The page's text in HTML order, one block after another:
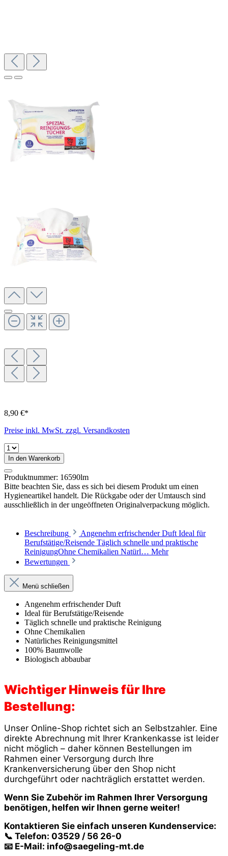
8,90 €*
Preise inkl. MwSt. zzgl. Versandkosten
In den Warenkorb
Produktnummer: 16590lm
Bitte beachten Sie, dass es sich bei diesem Produkt um einen
Hygieneartikel handelt. Die Rückgabe oder der Umtausch sind
ausschließlich in der ungeöffneten Originalverpackung möglich.
Beschreibung
Angenehm erfrischender Duft Ideal für
Berufstätige/Reisende Täglich schnelle und praktische
ReinigungOhne Chemikalien Natürl… Mehr
Bewertungen
Menü schließen
Angenehm erfrischender Duft
Ideal für Berufstätige/Reisende
Täglich schnelle und praktische Reinigung
Ohne Chemikalien
Natürliches Reinigungsmittel
100% Baumwolle
Biologisch abbaubar
Wichtiger Hinweis für Ihre
Bestellung:
Unser Online-Shop richtet sich an Selbstzahler. Eine
direkte Abrechnung mit Ihrer Krankenkasse ist leider
nicht möglich – daher können Bestellungen im
Rahmen einer Versorgung durch Ihre
Krankenversicherung über den Shop nicht
durchgeführt oder nachträglich erstattet werden.
Wenn Sie Zubehör im Rahmen Ihrer Versorgung
benötigen, helfen wir Ihnen gerne weiter!
Kontaktieren Sie einfach unseren Kundenservice:
📞 Telefon: 03529 / 56 26-0
📧 E-Mail: info@saegeling-mt.de